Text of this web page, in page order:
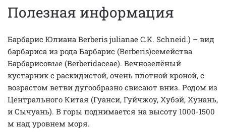
Полезная информация
Барбарис Юлиана Berberis julianae C.K. Schneid.) – вид
барбариса из рода Барбарис (Berberis)семейства
Барбарисовые (Berberidaceae). Вечнозелёный
кустарник с раскидистой, очень плотной кроной, с
возрастом ветви дугообразно свисают вниз. Родом из
Центрального Китая (Гуанси, Гуйчжоу, Хубэй, Хунань,
и Сычуань). В горы поднимается на высоту 1000-1500
м над уровнем моря.